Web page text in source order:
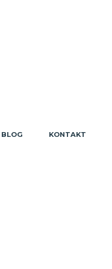
BLOG KONTAKT